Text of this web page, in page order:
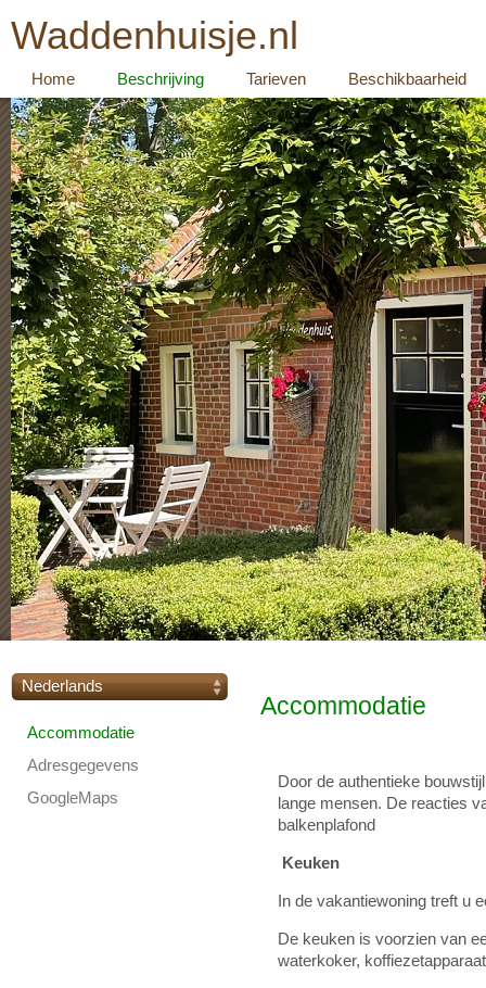
Waddenhuisje.nl
Home Beschrijving Tarieven Beschikbaarheid
Nederlands
Accommodatie
Adresgegevens
GoogleMaps
Accommodatie
Door de authentieke
lange mensen. De reacties
balkenplafond
Keuken
In de vakantiewoning treft u
De keuken is voorzien van
waterkoker,